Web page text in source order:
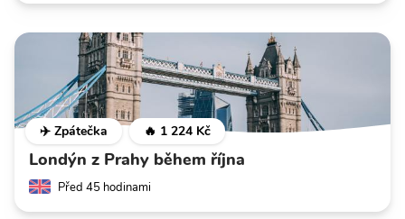
✈️ Zpátečka 🔥 1 224 Kč
Londýn z Prahy během října
Před 45 hodinami